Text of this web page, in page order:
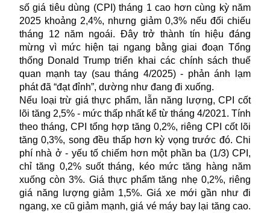
số giá tiêu dùng (CPI) tháng 1 cao hơn cùng kỳ năm
2025 khoảng 2,4%, nhưng giảm 0,3% nếu đối chiếu
tháng 12 năm ngoái. Đây trở thành tín hiệu đáng
mừng vì mức hiện tại ngang bằng giai đoạn Tổng
thống Donald Trump triển khai các chính sách thuế
quan mạnh tay (sau tháng 4/2025) - phản ánh lạm
phát đã “đạt đỉnh”, dường như đang đi xuống.
Nếu loại trừ giá thực phẩm, lẫn năng lượng, CPI cốt
lõi tăng 2,5% - mức thấp nhất kể từ tháng 4/2021. Tính
theo tháng, CPI tổng hợp tăng 0,2%, riêng CPI cốt lõi
tăng 0,3%, song đều thấp hơn kỳ vọng trước đó. Chi
phí nhà ở - yếu tố chiếm hơn một phần ba (1/3) CPI,
chỉ tăng 0,2% suốt tháng, kéo mức tăng hàng năm
xuống còn 3%. Giá thực phẩm tăng nhẹ 0,2%, riêng
giá năng lượng giảm 1,5%. Giá xe mới gần như đi
ngang, xe cũ giảm mạnh, giá vé máy bay lại tăng cao.